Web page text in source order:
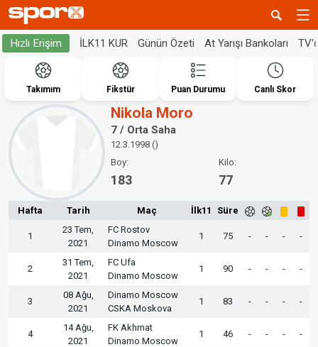
Hızlı Erişim İLK11 KUR Günün Özeti At Yarışı Bankoları
Takımım Fikstür Puan Durumu Canlı Skor
Nikola Moro
7 / Orta Saha
12.3.1998 ()
Boy:
183
Kilo:
77
Hafta Tarih Maç İlk11 Süre
1
23 Tem,
2021
FC Rostov
Dinamo Moscow
1 75 - - - -
2
31 Tem,
2021
FC Ufa
Dinamo Moscow
1 90 - - - -
3
08 Ağu,
2021
Dinamo Moscow
CSKA Moskova
1 83 - - - -
4
14 Ağu,
2021
FK Akhmat
Dinamo Moscow
1 46 - - - -